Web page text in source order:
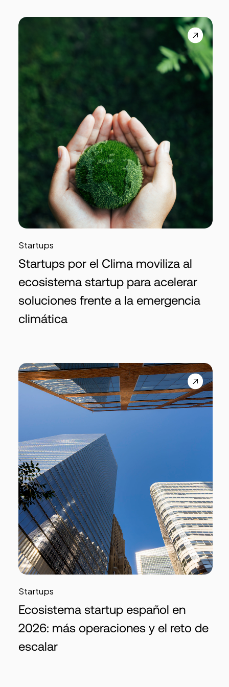
Startups
Startups por el Clima moviliza al
ecosistema startup para acelerar
soluciones frente a la emergencia
climática
Startups
Ecosistema startup español en
2026: más operaciones y el reto de
escalar